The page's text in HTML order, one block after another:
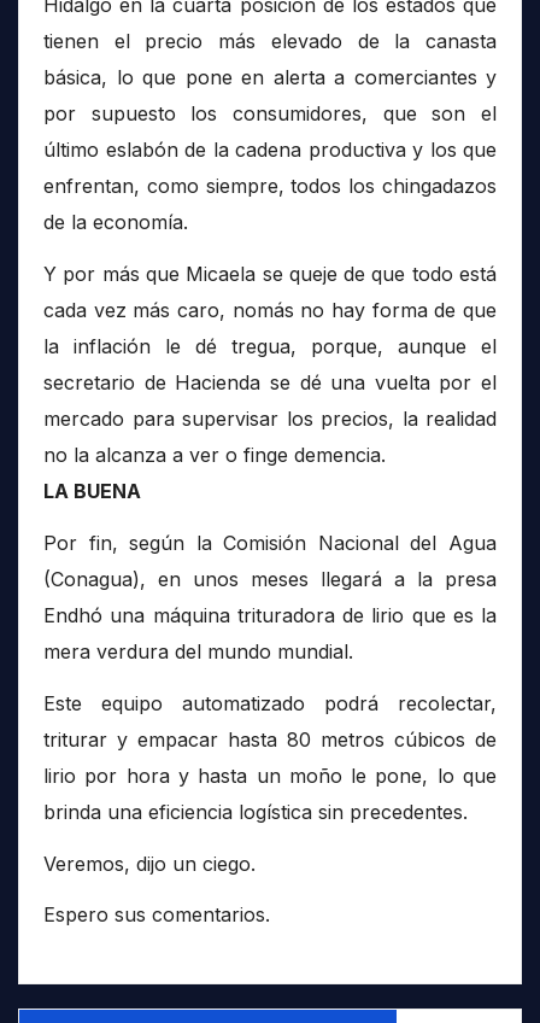
Hidalgo en la cuarta posición de los estados que
tienen el precio más elevado de la canasta
básica, lo que pone en alerta a comerciantes y
por supuesto los consumidores, que son el
último eslabón de la cadena productiva y los que
enfrentan, como siempre, todos los chingadazos
de la economía.
Y por más que Micaela se queje de que todo está
cada vez más caro, nomás no hay forma de que
la inflación le dé tregua, porque, aunque el
secretario de Hacienda se dé una vuelta por el
mercado para supervisar los precios, la realidad
no la alcanza a ver o finge demencia.
LA BUENA
Por fin, según la Comisión Nacional del Agua
(Conagua), en unos meses llegará a la presa
Endhó una máquina trituradora de lirio que es la
mera verdura del mundo mundial.
Este equipo automatizado podrá recolectar,
triturar y empacar hasta 80 metros cúbicos de
lirio por hora y hasta un moño le pone, lo que
brinda una eficiencia logística sin precedentes.
Veremos, dijo un ciego.
Espero sus comentarios.